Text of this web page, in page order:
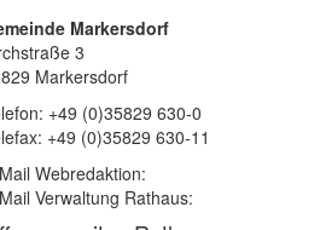
Markersdorf
3
Markersdorf
+49 (0)35829 630-0
+49 (0)35829 630-11
Webredaktion:
Verwaltung Rathaus: